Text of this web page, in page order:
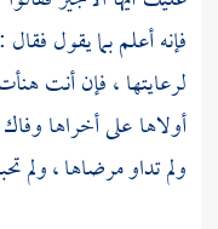
فإنه أعلم بما يقول
لرعايتها ، فإن أنت
أولاها على أخراها
ولم تداو مرضاها ، ولم